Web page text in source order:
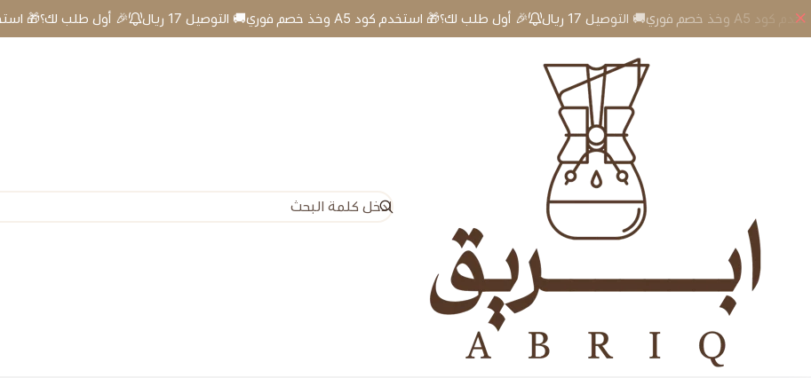
🎉 أول طلب لك؟🎁 استخدم كود A5 وخذ خصم فوري🚚 التوصيل 17 ريال 🎉 أول طلب لك؟🎁 استخدم كود A5 وخذ خصم فوري🚚 التوصيل 17 ريال
إبريق